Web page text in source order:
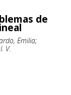
de
Emilia;
V.